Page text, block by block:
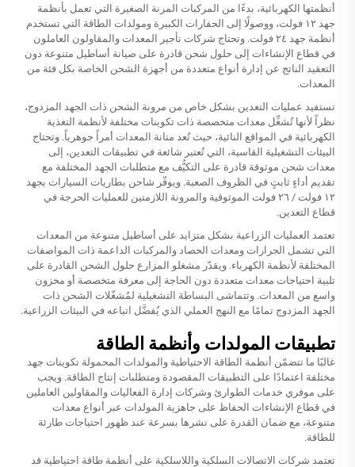
أنظمتها الكهربائية، بدءًا من المركبات المرنة الصغيرة التي تعمل بأنظمة
جهد ١٢ فولت، ووصولًا إلى الحفارات الكبيرة ومولدات الطاقة التي تستخدم
أنظمة جهد ٢٤ فولت. وتحتاج شركات تأجير المعدات والمقاولون العاملون
في قطاع الإنشاءات إلى حلول شحن قادرة على صيانة أساطيل متنوعة دون
التعقيد الناتج عن إدارة أنواع متعددة من أجهزة الشحن الخاصة بكل فئة من
المعدات.
تستفيد عمليات التعدين بشكل خاص من مرونة الشحن ذات الجهد المزدوج،
نظراً لأنها تُشغِّل معدات متخصصة ذات تكوينات مختلفة لأنظمة التغذية
الكهربائية في المواقع النائية، حيث تُعد متانة المعدات أمراً جوهرياً. وتحتاج
البيئات التشغيلية القاسية، التي تُعتبر شائعة في تطبيقات التعدين، إلى
معدات شحن موثوقة قادرة على التكيُّف مع متطلبات الجهد المختلفة مع
تقديم أداءٍ ثابتٍ في الظروف الصعبة. ويوفّر شاحن بطاريات السيارات بجهد
١٢ فولت / ٢٦ فولت الموثوقية والمرونة اللازمتين للعمليات الحرجة في
قطاع التعدين.
تعتمد العمليات الزراعية بشكل متزايد على أساطيل متنوعة من المعدات
التي تشمل الجرارات ومعدات الحصاد والمركبات الداعمة ذات المواصفات
المختلفة لأنظمة الكهرباء. ويقدّر مشغلو المزارع حلول الشحن القادرة على
تلبية احتياجات معدات متعددة دون الحاجة إلى معرفة متخصصة أو مخزون
واسع من المعدات. وتتماشى البساطة التشغيلية لمُشغّلات الشحن ذات
الجهد المزدوج تمامًا مع النهج العملي الذي يُفضَّل اتباعه في البيئات الزراعية.
تطبيقات المولدات وأنظمة الطاقة
غالبًا ما تتضمّن أنظمة الطاقة الاحتياطية والمولدات المحمولة تكوينات جهد
مختلفة اعتمادًا على التطبيقات المقصودة ومتطلبات إنتاج الطاقة. ويجب
على موفري خدمات الطوارئ وشركات إدارة الفعاليات والمقاولين العاملين
في قطاع الإنشاءات الحفاظ على جاهزية المولدات عبر أنواع معدات
متنوعة، مع ضمان القدرة على نشرها بسرعة عند ظهور احتياجات طارئة
للطاقة.
تعتمد شركات الاتصالات السلكية واللاسلكية على أنظمة طاقة احتياطية قد